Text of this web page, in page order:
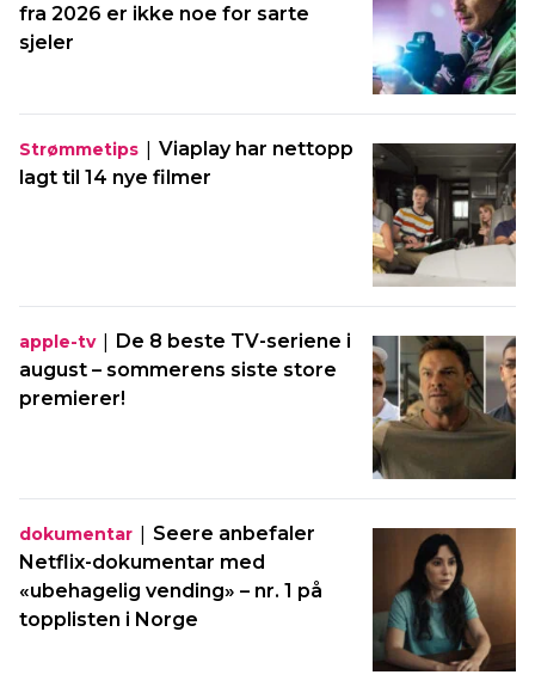
fra 2026 er ikke noe for sarte
sjeler
Strømmetips | Viaplay har nettopp
lagt til 14 nye filmer
apple-tv| De 8 beste TV-seriene i
august – sommerens siste store
premierer!
dokumentar | Seere anbefaler
Netflix-dokumentar med
«ubehagelig vending» – nr. 1 på
topplisten i Norge